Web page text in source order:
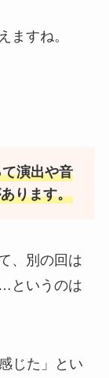
ますね。
演出や音
ります。
、別の回は
というのは
じた」とい